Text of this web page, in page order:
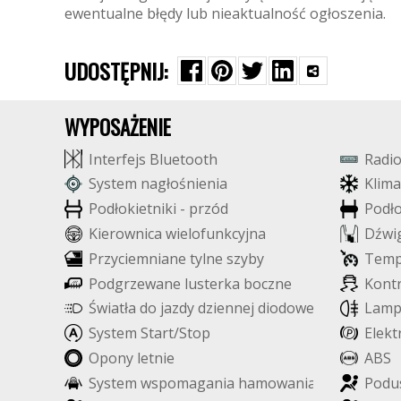
ewentualne błędy lub nieaktualność ogłoszenia.
UDOSTĘPNIJ:
WYPOSAŻENIE
Interfejs Bluetooth Radio
System nagłośnienia Klima
Podłokietniki - przód Podło
Kierownica wielofunkcyjna Dźwi
Przyciemniane tylne szyby Tem
Podgrzewane lusterka boczne Kont
Światła do jazdydziennej diodowe D Lamp
System Start/Stop Elekt
Opony letnie ABS
System wspomagania hamowania Podu